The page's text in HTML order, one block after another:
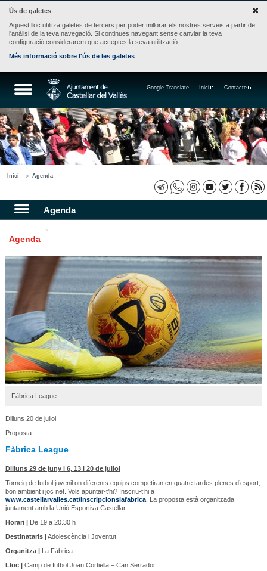
Ús de galetes
Aquest lloc utilitza galetes de tercers per poder millorar els nostres serveis a partir de
l'anàlisi de la teva navegació. Si continues navegant sense canviar la teva
configuració considerarem que acceptes la seva utilització.
Més informació sobre l'ús de les galetes
Contacte
Inici
Google Translate
Inici Agenda
Agenda
Agenda
Fàbrica League.
Dilluns 20 de juliol
Proposta
Fàbrica League
Dilluns 29 de juny i 6, 13 i 20 de juliol
Torneig de futbol juvenil on diferents equips competiran en quatre tardes plenes d’esport,
bon ambient i joc net. Vols apuntar-t’hi? Inscriu-t’hi a
www.castellarvalles.cat/inscripcionslafabrica. La proposta està organitzada
juntament amb la Unió Esportiva Castellar.
Horari |De 19 a 20.30 h
Destinataris |Adolescència i Joventut
Organitza |La Fàbrica
Lloc |Camp de futbol Joan Cortiella – Can Serrador